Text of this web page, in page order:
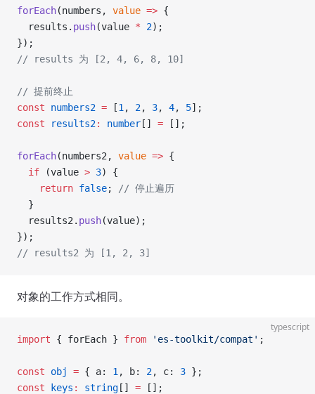
forEach(numbers, value => {
  results.
push(value * 2);
});
// results 为 [2, 4, 6, 8, 10]
// 提前终止
const numbers2 = [1 , 2, 3, 4, 5];
const results2: number [] = [];
forEach(numbers2, value => {
  if
(value > 3) {
    return
false;
// 停止遍历
  }
  results2.
push(value);
});
// results2 为 [1, 2, 3]
对象的工作方式相同。
typescript
import { forEach } from 'es-toolkit/compat' ;
const obj = { a: 1 , b: 2, c: 3 };
const keys : string [] = [];